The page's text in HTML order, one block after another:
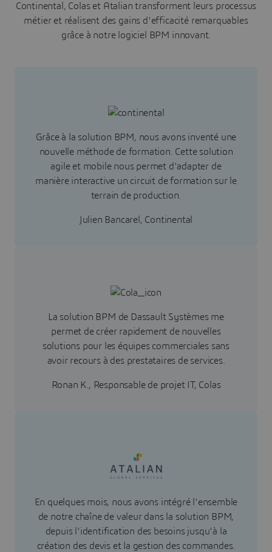
Continental, Colas et Atalian transforment leurs processus
métier et réalisent des gains d'efficacité remarquables
grâce à notre logiciel BPM innovant.
Grâce à la solution BPM, nous avons inventé une
nouvelle méthode de formation. Cette solution
agile et mobile nous permet d'adapter de
manière interactive un circuit de formation sur le
terrain de production.
Julien Bancarel, Continental
La solution BPM de Dassault Systèmes me
permet de créer rapidement de nouvelles
solutions pour les équipes commerciales sans
avoir recours à des prestataires de services.
Ronan K., Responsable de projet IT, Colas
En quelques mois, nous avons intégré l'ensemble
de notre chaîne de valeur dans la solution BPM,
depuis l'identification des besoins jusqu'à la
création des devis et la gestion des commandes.